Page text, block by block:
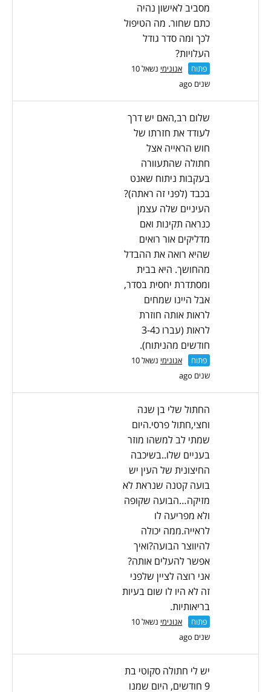
מסביב לאישון נהיה
כתם שחור. מה הטיפול
לכך ומה סדר גודל
העלויות?
פתוח אנונימי
נשאל 10
שנים ago
שלום רב,האם יש דרך
לעודד את חזרתו של
חוש הראייה אצל
חתולה שהתעוורה
בעקבות ניתוח שאנט
בכבד (לפני זה ראתה)?
העיניים שלה עצמן
כנראה תקינות ואם
מדליקים אור רואים
שהיא רואה את ההבדל
מהחושך. היא בבית
ומסתדרת יחסית בסדר,
אבל היינו שמחים
לראות אותה חוזרת
לראות (עברו כ3-4
חודשים מהניתוח).
פתוח אנונימי
נשאל 10
שנים ago
החתול שלי בן שנה
וחצי,חתול פרסי.היום
שמתי לב למשהו מוזר
בעניים שלו..בשיכבה
החיצונית של העין יש
בועה קטנה שנראת לא
מזיקה…הבועה שקופה
ולא מפריעה לו
לראייה.ממה יכולה
להיווצר הבועה?ואיך
אפשר להעלים אותה?
אני רוצה לציין שלפני
זה לא היו לו שום בעיות
בריאותיות.
פתוח אנונימי
נשאל 10
שנים ago
יש לי חתולה סקוטי בת
9 חודשים, היום שמנו